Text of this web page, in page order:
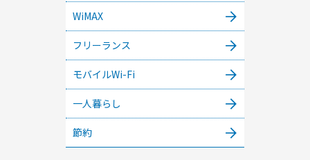
WiMAX
フリーランス
モバイルWi-Fi
一人暮らし
節約